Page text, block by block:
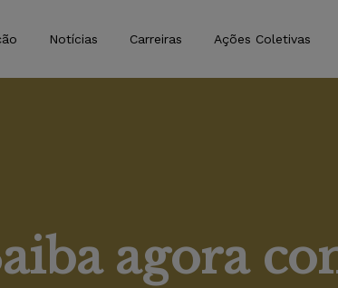
Notícias Carreiras Ações Coletivas
agora